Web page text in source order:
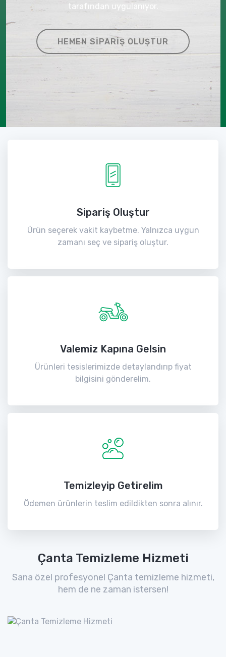
tarafından uygulanıyor.
HEMEN SIPARIŞ OLUŞTUR
Sipariş Oluştur
Ürün seçerek vakit kaybetme. Yalnızca uygun
zamanı seç ve sipariş oluştur.
Valemiz Kapına Gelsin
Ürünleri tesislerimizde detaylandırıp fiyat
bilgisini gönderelim.
Temizleyip Getirelim
Ödemen ürünlerin teslim edildikten sonra alınır.
Çanta Temizleme Hizmeti
Sana özel profesyonel Çanta temizleme hizmeti,
hem de ne zaman istersen!